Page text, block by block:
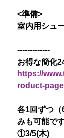
<準備>
室内用シュ
-------------
お得な簡化
https://
roduct-
各1回ずつ（
みも可能で
①3/5(木)